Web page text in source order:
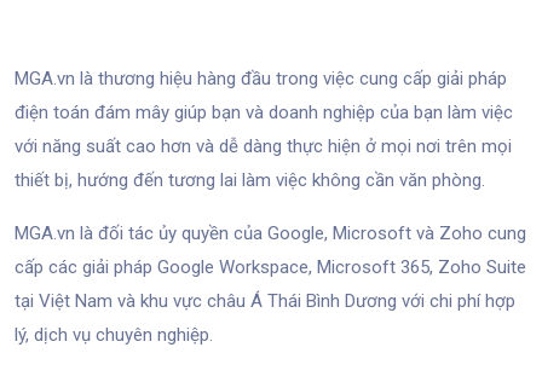
MGA.vn là thương hiệu hàng đầu trong việc cung cấp giải pháp
điện toán đám mây giúp bạn và doanh nghiệp của bạn làm việc
với năng suất cao hơn và dễ dàng thực hiện ở mọi nơi trên mọi
thiết bị, hướng đến tương lai làm việc không cần văn phòng.
MGA.vn là đối tác ủy quyền của Google, Microsoft và Zoho cung
cấp các giải pháp Google Workspace, Microsoft 365, Zoho Suite
tại Việt Nam và khu vực châu Á Thái Bình Dương với chi phí hợp
lý, dịch vụ chuyên nghiệp.